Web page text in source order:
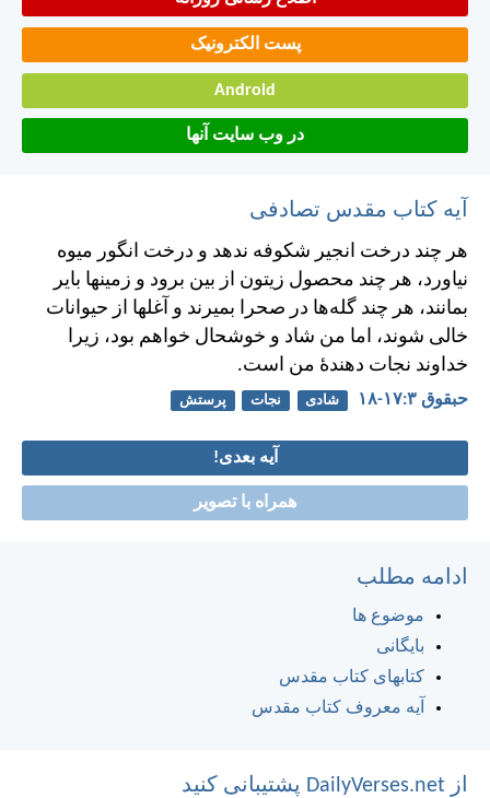
پست الکترونیک
Android
در وب سایت آنها
آیه کتاب مقدس تصادفی
هر چند درخت انجير شكوفه ندهد و درخت انگور ميوه
نياورد، هر چند محصول زيتون از بين برود و زمينها باير
بمانند، هر چند گله‌ها در صحرا بميرند و آغلها از حيوانات
خالی شوند، اما من شاد و خوشحال خواهم بود، زيرا
خداوند نجات دهندهٔ من است.
حبقوق ۳:‏۱۷-‏۱۸ شادی نجات پرستش
آیه بعدی!
همراه با تصویر
ادامه مطلب
موضوع ها
بایگانی
کتابهای کتاب مقدس
آیه معروف کتاب مقدس
از DailyVerses.net پشتیبانی کنید